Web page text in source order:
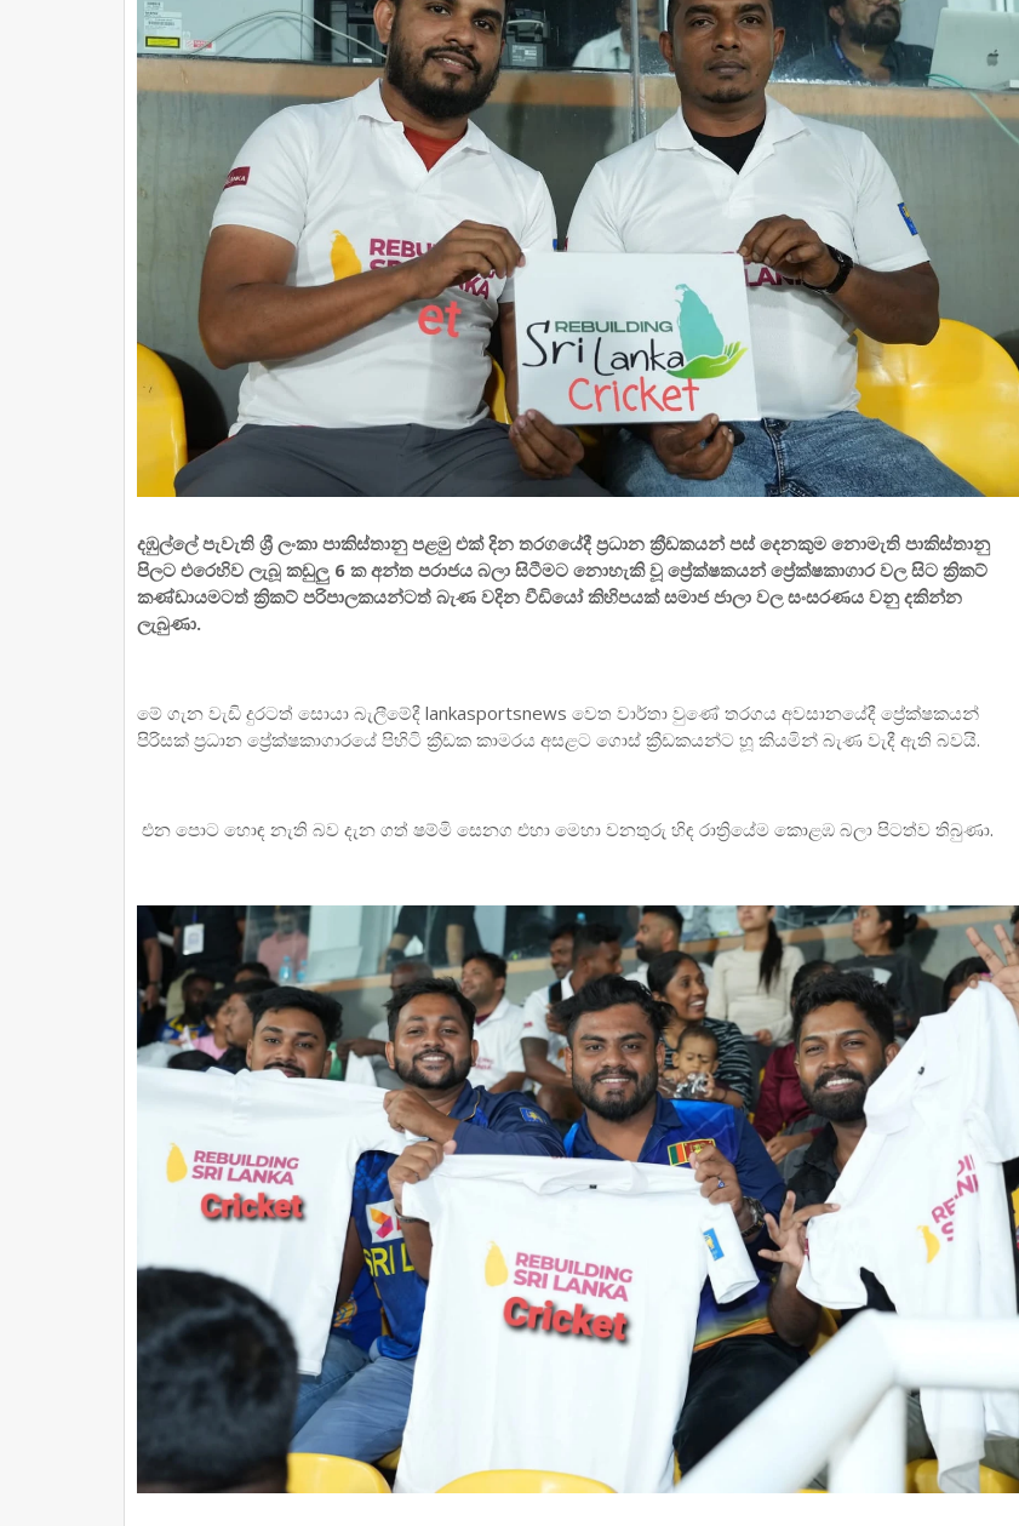
දඹුල්ලේ පැවැති ශ්‍රී ලංකා පාකිස්තානු පළමු එක් දින තරගයේදී ප්‍රධාන ක්‍රීඩකයන් පස් දෙනකුම නොමැති පාකිස්තානු
පිලට එරෙහිව ලැබූ කඩුලු 6 ක අන්ත පරාජය බලා සිටීමට නොහැකි වූ ප්‍රේක්ෂකයන් ප්‍රේක්ෂකාගාර වල සිට ක්‍රිකට්
කණ්ඩායමටත් ක්‍රිකට් පරිපාලකයන්ටත් බැණ වදින වීඩියෝ කිහිපයක් සමාජ ජාලා වල සංසරණය වනු දකින්න
ලැබුණා.
මේ ගැන වැඩි දුරටත් සොයා බැලීමේදී lankasportsnews වෙත වාර්තා වුණේ තරගය අවසානයේදී ප්‍රේක්ෂකයන්
පිරිසක් ප්‍රධාන ප්‍රේක්ෂකාගාරයේ පිහිටි ක්‍රීඩක කාමරය අසළට ගොස් ක්‍රීඩකයන්ට හූ කියමින් බැණ වැදී ඇති බවයි.
එන පොට හොඳ නැති බව දැන ගත් ෂම්මි සෙනග එහා මෙහා වනතුරු හිඳ රාත්‍රියේම කොළඹ බලා පිටත්ව තිබුණා.